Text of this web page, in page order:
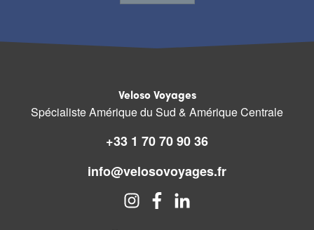
Veloso Voyages
Spécialiste Amérique du Sud & Amérique Centrale
+33 1 70 70 90 36
info@velosovoyages.fr